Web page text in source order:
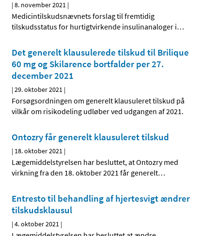
|8. november 2021 |
Medicintilskudsnævnets forslag til fremtidig
tilskudsstatus for hurtigtvirkende insulinanaloger i…
Det generelt klausulerede tilskud til Brilique
60 mg og Skilarence bortfalder per 27.
december 2021
|29. oktober 2021 |
Forsøgsordningen om generelt klausuleret tilskud på
vilkår om risikodeling udløber ved udgangen af 2021.
Ontozry får generelt klausuleret tilskud
| 18. oktober 2021 |
Lægemiddelstyrelsen har besluttet, at Ontozry med
virkning fra den 18. oktober 2021 får generelt…
Entresto til behandling af hjertesvigt ændrer
tilskudsklausul
|4. oktober 2021 |